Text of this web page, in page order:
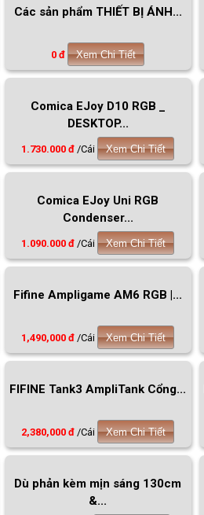
Các sản phẩm THIẾT BỊ ÁNH...
0 đ Xem Chi Tiết
Comica EJoy D10 RGB _
DESKTOP...
1.730.000 đ /Cái Xem Chi Tiết
Comica EJoy Uni RGB
Condenser...
1.090.000 đ /Cái Xem Chi Tiết
Fifine Ampligame AM6 RGB |...
1,490,000 đ /Cái Xem Chi Tiết
FIFINE Tank3 AmpliTank Cổng...
2,380,000 đ /Cái Xem Chi Tiết
Dù phản kèm mịn sáng 130cm
&...